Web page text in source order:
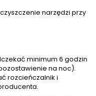
narzędzi przy
minimum 6 godzin
na noc).
rozcieńczalnik i